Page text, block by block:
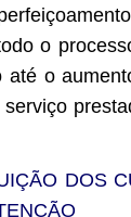
o
até o
DOS